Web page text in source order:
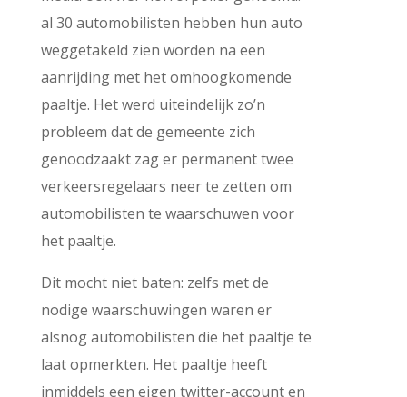
al 30 automobilisten hebben hun auto
weggetakeld zien worden na een
aanrijding met het omhoogkomende
paaltje. Het werd uiteindelijk zo’n
probleem dat de gemeente zich
genoodzaakt zag er permanent twee
verkeersregelaars neer te zetten om
automobilisten te waarschuwen voor
het paaltje.
Dit mocht niet baten: zelfs met de
nodige waarschuwingen waren er
alsnog automobilisten die het paaltje te
laat opmerkten. Het paaltje heeft
inmiddels een eigen twitter-account en